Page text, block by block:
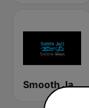
Smooth Jazz Smooth Wave